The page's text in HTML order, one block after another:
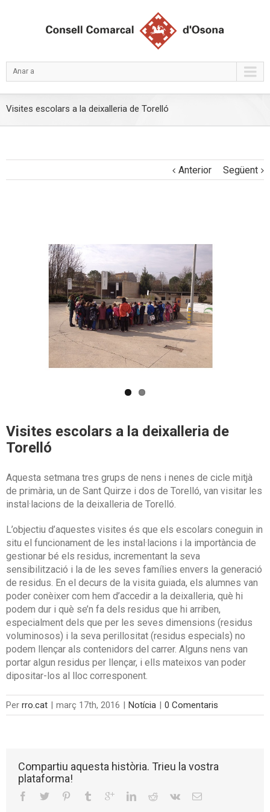
Anar a
Visites escolars a la deixalleria de Torelló
Anterior Següent
Visites escolars a la deixalleria de
Torelló
Aquesta setmana tres grups de nens i nenes de cicle mitjà
de primària, un de Sant Quirze i dos de Torelló, van visitar les
instal·lacions de la deixalleria de Torelló.
L’objectiu d’aquestes visites és que els escolars coneguin in
situ el funcionament de les instal·lacions i la importància de
gestionar bé els residus, incrementant la seva
sensibilització i la de les seves famílies envers la generació
de residus. En el decurs de la visita guiada, els alumnes van
poder conèixer com hem d’accedir a la deixalleria, què hi
podem dur i què se’n fa dels residus que hi arriben,
especialment dels que per les seves dimensions (residus
voluminosos) i la seva perillositat (residus especials) no
podem llençar als contenidors del carrer. Alguns nens van
portar algun residus per llençar, i ells mateixos van poder
dipositar-los al lloc corresponent.
Per rro.cat març 17th, 2016 Notícia 0 Comentaris
Compartiu aquesta història. Trieu la vostra
plataforma!